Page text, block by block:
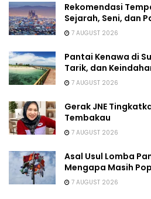
Rekomendasi
Sejarah, Seni, dan
7 AUGUST 2026
Pantai Kenawa di
Tarik, dan
7 AUGUST 2026
Gerak JNE
Tembakau
7 AUGUST 2026
Asal Usul Lomba
Mengapa Masih
7 AUGUST 2026